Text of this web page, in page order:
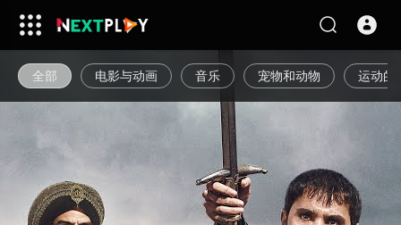
全部 电影与动画 音乐 宠物和动物 运动的